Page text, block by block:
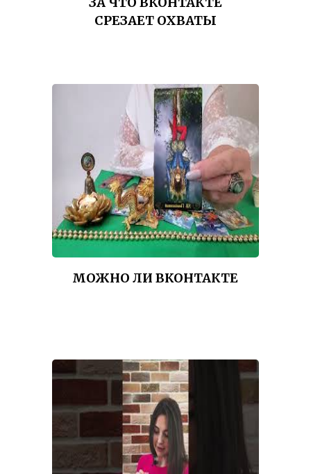
СРЕЗАЕТ ОХВАТЫ
МОЖНО ЛИ ВКОНТАКТЕ